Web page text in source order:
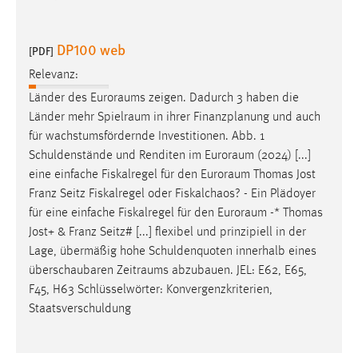
[PDF] DP100 web
Relevanz:
Länder des Euroraums zeigen. Dadurch 3 haben die
Länder mehr Spielraum in ihrer Finanzplanung und auch
für wachstumsfördernde Investitionen. Abb. 1
Schuldenstände und Renditen im Euroraum (2024) [...]
eine einfache Fiskalregel für den Euroraum Thomas Jost
Franz Seitz Fiskalregel oder Fiskalchaos? - Ein Plädoyer
für eine einfache Fiskalregel für den Euroraum -* Thomas
Jost+ & Franz Seitz# [...] flexibel und prinzipiell in der
Lage, übermäßig hohe Schuldenquoten innerhalb eines
überschaubaren Zeitraums abzubauen. JEL: E62, E65,
F45, H63 Schlüsselwörter: Konvergenzkriterien,
Staatsverschuldung